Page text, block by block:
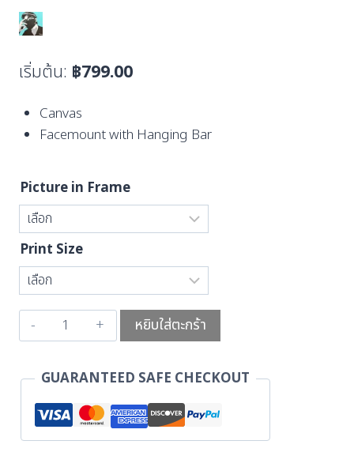
เริ่มต้น: ฿799.00
Canvas
Facemount with Hanging Bar
Picture in Frame
Print Size
หยิบใส่ตะกร้า
GUARANTEED SAFE CHECKOUT